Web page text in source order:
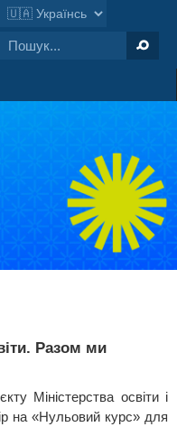
Разом ми
Міністерства освіти і
на «Нульовий курс» для